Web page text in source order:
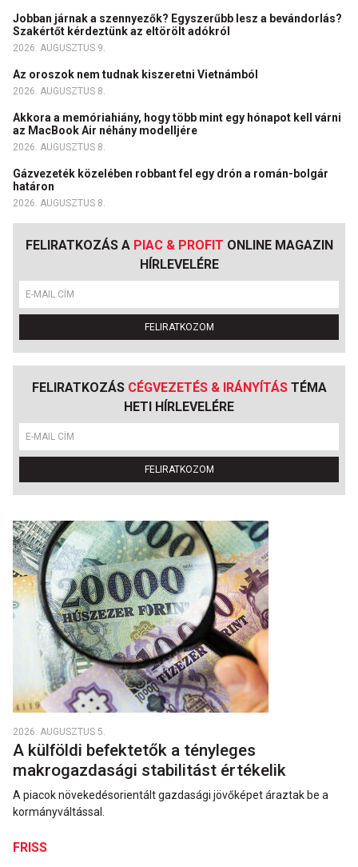
Jobban járnak a szennyezők? Egyszerűbb lesz a bevándorlás?
Szakértőt kérdeztünk az eltörölt adókról
2026. AUGUSZTUS 9.
Az oroszok nem tudnak kiszeretni Vietnámból
2026. AUGUSZTUS 8.
Akkora a memóriahiány, hogy több mint egy hónapot kell várni
az MacBook Air néhány modelljére
2026. AUGUSZTUS 8.
Gázvezeték közelében robbant fel egy drón a román-bolgár
határon
2026. AUGUSZTUS 8.
FELIRATKOZÁS A PIAC & PROFIT ONLINE MAGAZIN
HÍRLEVELÉRE
FELIRATKOZOM
FELIRATKOZÁS CÉGVEZETÉS & IRÁNYÍTÁSTÉMA
HETI HÍRLEVELÉRE
FELIRATKOZOM
2026. AUGUSZTUS 5.
A külföldi befektetők a tényleges
makrogazdasági stabilitást értékelik
A piacok növekedésorientált gazdasági jövőképet áraztak be a
kormányváltással.
FRISS